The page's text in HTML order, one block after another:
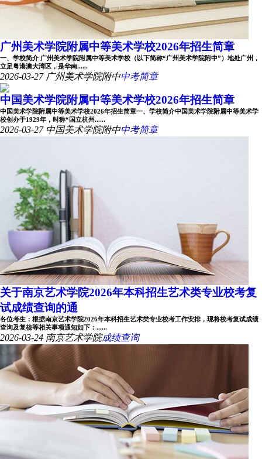
广州美术学院附属中等美术学校2026年招生简章
一、学校简介 广州美术学院附属中等美术学校（以下简称“广州美术学院附中”）地处广州，
立足粤港澳大湾区，是华南......
2026-03-27 广州美术学院附中中考简章
中国美术学院附属中等美术学校2026年招生简章
中国美术学院附属中等美术学校2026年招生简章一、学校简介中国美术学院附属中等美术学
校创办于1929年，时称“国立杭州......
2026-03-27 中国美术学院附中中考简章
关于南京艺术学院2026年本科招生艺术类专业校考复
试成绩查询的通
各位考生：根据南京艺术学院2026年本科招生艺术类专业校考工作安排，现将校考复试成绩
查询及复核等相关事项通知如下：......
2026-03-24 南京艺术学院成绩查询